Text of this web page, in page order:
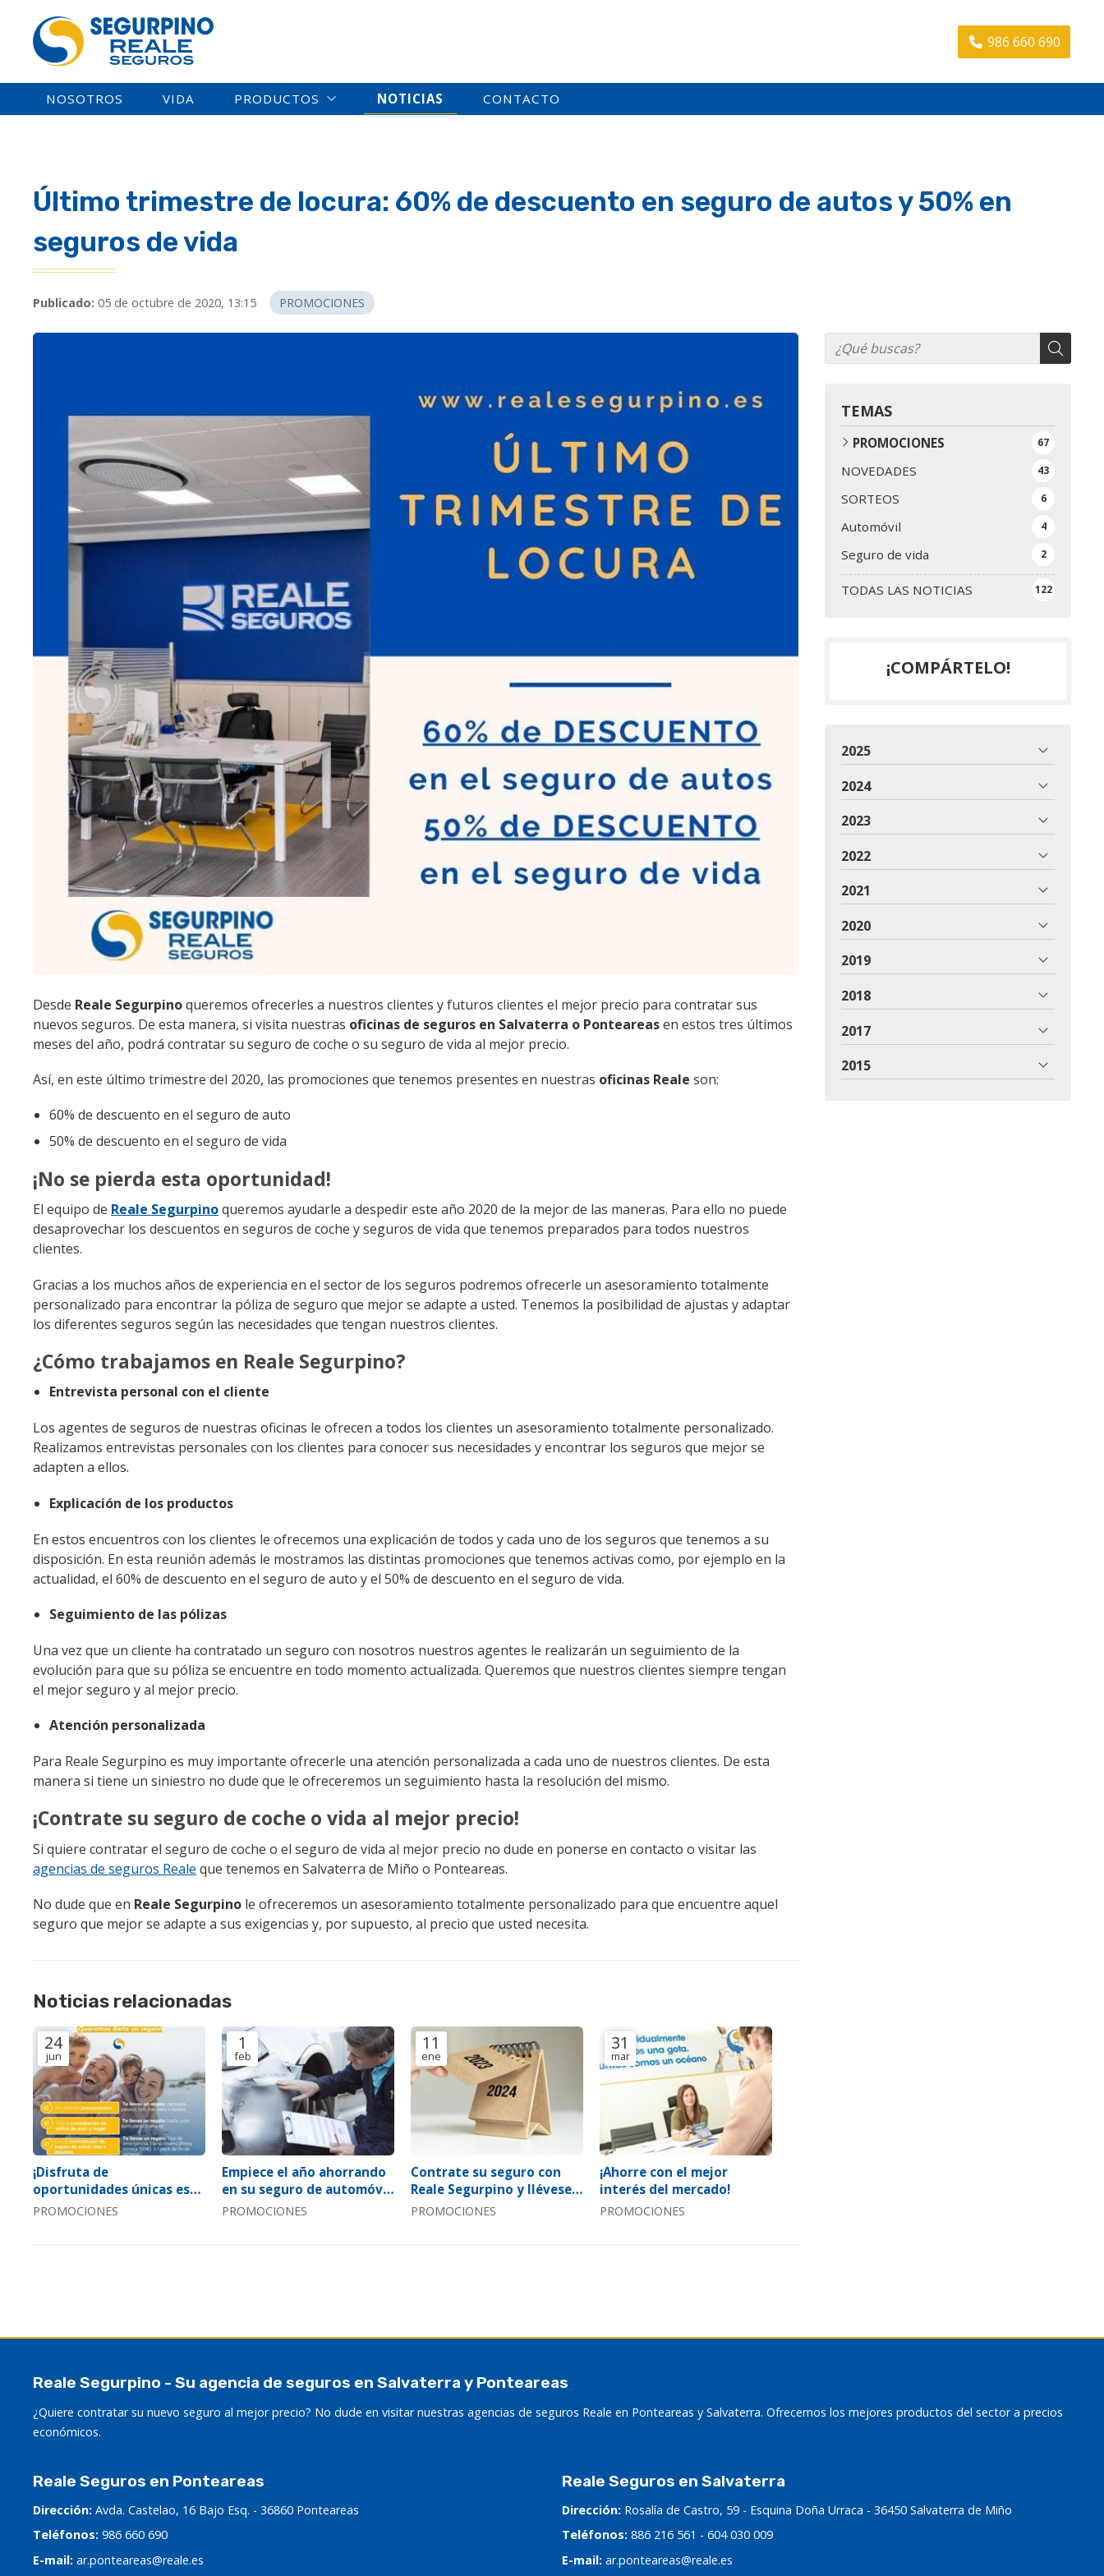
986 660 690
NOSOTROS VIDA PRODUCTOS NOTICIAS CONTACTO
Último trimestre de locura: 60% de descuento en seguro de autos y 50% en
seguros de vida
Publicado: 05 de octubre de 2020, 13:15 PROMOCIONES
TEMAS
TODAS LAS NOTICIAS 122
PROMOCIONES 67
NOVEDADES 43
SORTEOS 6
Automóvil 4
Seguro de vida 2
Desde Reale Segurpinoqueremos ofrecerles a nuestros clientes y futuros clientes el mejor precio para contratar sus
nuevos seguros. De esta manera, si visita nuestras oficinas de seguros en Salvaterra o Ponteareasen estos tres últimos
meses del año, podrá contratar su seguro de coche o su seguro de vida al mejor precio.
Así, en este último trimestre del 2020, las promociones que tenemos presentes en nuestras oficinas Reale son:
60% de descuento en el seguro de auto
50% de descuento en el seguro de vida
¡No se pierda esta oportunidad!
El equipo de Reale Segurpinoqueremos ayudarle a despedir este año 2020 de la mejor de las maneras. Para ello no puede
desaprovechar los descuentos en seguros de coche y seguros de vida que tenemos preparados para todos nuestros
clientes.
Gracias a los muchos años de experiencia en el sector de los seguros podremos ofrecerle un asesoramiento totalmente
personalizado para encontrar la póliza de seguro que mejor se adapte a usted. Tenemos la posibilidad de ajustas y adaptar
los diferentes seguros según las necesidades que tengan nuestros clientes.
¿Cómo trabajamos en Reale Segurpino?
Entrevista personal con el cliente
Los agentes de seguros de nuestras oficinas le ofrecen a todos los clientes un asesoramiento totalmente personalizado.
Realizamos entrevistas personales con los clientes para conocer sus necesidades y encontrar los seguros que mejor se
adapten a ellos.
Explicación de los productos
En estos encuentros con los clientes le ofrecemos una explicación de todos y cada uno de los seguros que tenemos a su
disposición. En esta reunión además le mostramos las distintas promociones que tenemos activas como, por ejemplo en la
actualidad, el 60% de descuento en el seguro de auto y el 50% de descuento en el seguro de vida.
Seguimiento de las pólizas
Una vez que un cliente ha contratado un seguro con nosotros nuestros agentes le realizarán un seguimiento de la
evolución para que su póliza se encuentre en todo momento actualizada. Queremos que nuestros clientes siempre tengan
el mejor seguro y al mejor precio.
Atención personalizada
Para Reale Segurpino es muy importante ofrecerle una atención personalizada a cada uno de nuestros clientes. De esta
manera si tiene un siniestro no dude que le ofreceremos un seguimiento hasta la resolución del mismo.
¡Contrate su seguro de coche o vida al mejor precio!
Si quiere contratar el seguro de coche o el seguro de vida al mejor precio no dude en ponerse en contacto o visitar las
agencias de seguros Reale que tenemos en Salvaterra de Miño o Ponteareas.
No dude que en Reale Segurpino le ofreceremos un asesoramiento totalmente personalizado para que encuentre aquel
seguro que mejor se adapte a sus exigencias y, por supuesto, al precio que usted necesita.
Noticias relacionadas
24
jun
¡Disfruta de
oportunidades únicas este
verano con nuestra
PROMOCIONES
1
feb
Empiece el año ahorrando
en su seguro de automóvil:
¡súper oferta auto 2024!
PROMOCIONES
11
ene
Contrate su seguro con
Reale Segurpino y llévese
un calendario de 2024
PROMOCIONES
31
mar
¡Ahorre con el mejor
interés del mercado!
PROMOCIONES
¡COMPÁRTELO!
2025
2024
2023
2022
2021
2020
2019
2018
2017
2015
Reale Segurpino - Su agencia de seguros en Salvaterra y Ponteareas
¿Quiere contratar su nuevo seguro al mejor precio? No dude en visitar nuestras agencias de seguros Reale en Ponteareas y Salvaterra. Ofrecemos los mejores productos del sector a precios
económicos.
Reale Seguros en Ponteareas
Dirección: Avda. Castelao, 16 Bajo Esq. - 36860 Ponteareas
Teléfonos: 986 660 690
E-mail: ar.ponteareas@reale.es
Reale Seguros en Salvaterra
Dirección: Rosalía de Castro, 59 - Esquina Doña Urraca - 36450 Salvaterra de Miño
Teléfonos: 886 216 561 - 604 030 009
E-mail: ar.ponteareas@reale.es